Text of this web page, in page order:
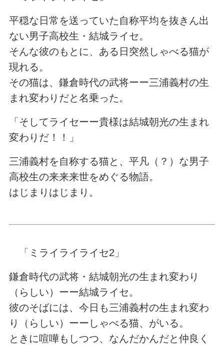
平穏な日常を送っていた自称平均を抜きん出
ない男子高校生・結城ライセ。
そんな彼のもとに、ある日突然しゃべる猫が
現れる。
その猫は、鎌倉時代の武将ーー三浦義村の生
まれ変わりだと名乗った。
「そしてライセーー貴様は結城朝光の生まれ
変わりだ！！」
三浦義村を自称する猫と、平凡（？）な男子
高校生の来来来世をめぐる物語。
はじまりはじまり。
「ミライライライセ2」
鎌倉時代の武将・結城朝光の生まれ変わり
（らしい）ーー結城ライセ。
彼のそばには、今日も三浦義村の生まれ変わ
り（らしい）ーーしゃべる猫、がいる。
ときに喧嘩もしつつ、なんだかんだと仲良く